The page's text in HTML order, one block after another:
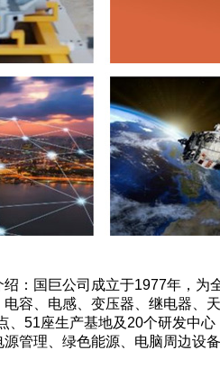
绍：国巨公司成立于1977年，
容、电感、变压器、继电器、
、51座生产基地及20个研发中
管理、绿色能源、电脑周边设